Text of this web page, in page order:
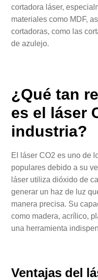
cortadora láser,
materiales como MDF,
cortadoras, como las
de azulejo.
¿Qué tan
es el láser
industria?
El láser CO2 es uno de
populares debido a su
láser utiliza dióxido de
generar un haz de luz
manera precisa. Su
como madera, acrílico,
una herramienta
Ventajas del